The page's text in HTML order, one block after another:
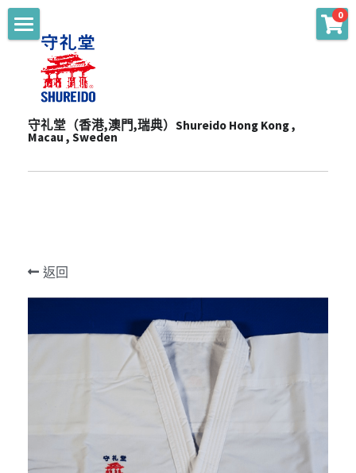
守礼堂（香港,澳門,瑞典）Shureido Hong Kong ,
Macau , Sweden
0
主頁 Main
起源 Story
服務 Services
影片頻道 Youtube Channel
空手衣 (最暢銷系列) Best Selling Gi
空手衣 (訓練用) Training Gi
個性化 Personalize
周邊商品 Merchandise
護具 Protectors
空手道訓練營 Training Camp
網上空手道形比賽2020 E-Tournament
網上空手道形比賽暨組手挑戰賽2021 E-
Tournament
品牌合作 Brand Cooperation
最新消息 Latest News
Instagram
Facebook
查詢 Enquiries
退貨條款 Return Terms
註冊
返回
WKF Approved
Karate Gi - Top
Kobudo